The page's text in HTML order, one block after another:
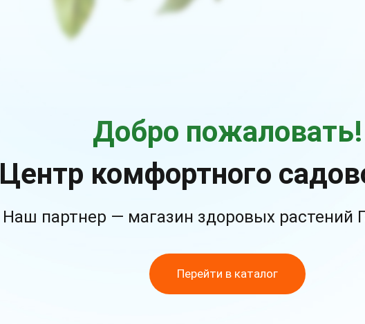
Добро пожаловать!
Центр комфортного
Наш партнер — магазин здоровых растений
Перейти в каталог